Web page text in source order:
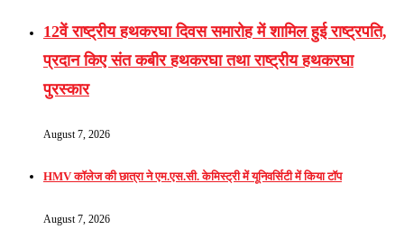
12वें राष्ट्रीय हथकरघा दिवस समारोह में शामिल हुई राष्ट्रपति,
प्रदान किए संत कबीर हथकरघा तथा राष्ट्रीय हथकरघा
पुरस्कार
August 7, 2026
HMV कॉलेज की छात्रा ने एम.एस.सी. केमिस्ट्री में यूनिवर्सिटी में किया टॉप
August 7, 2026